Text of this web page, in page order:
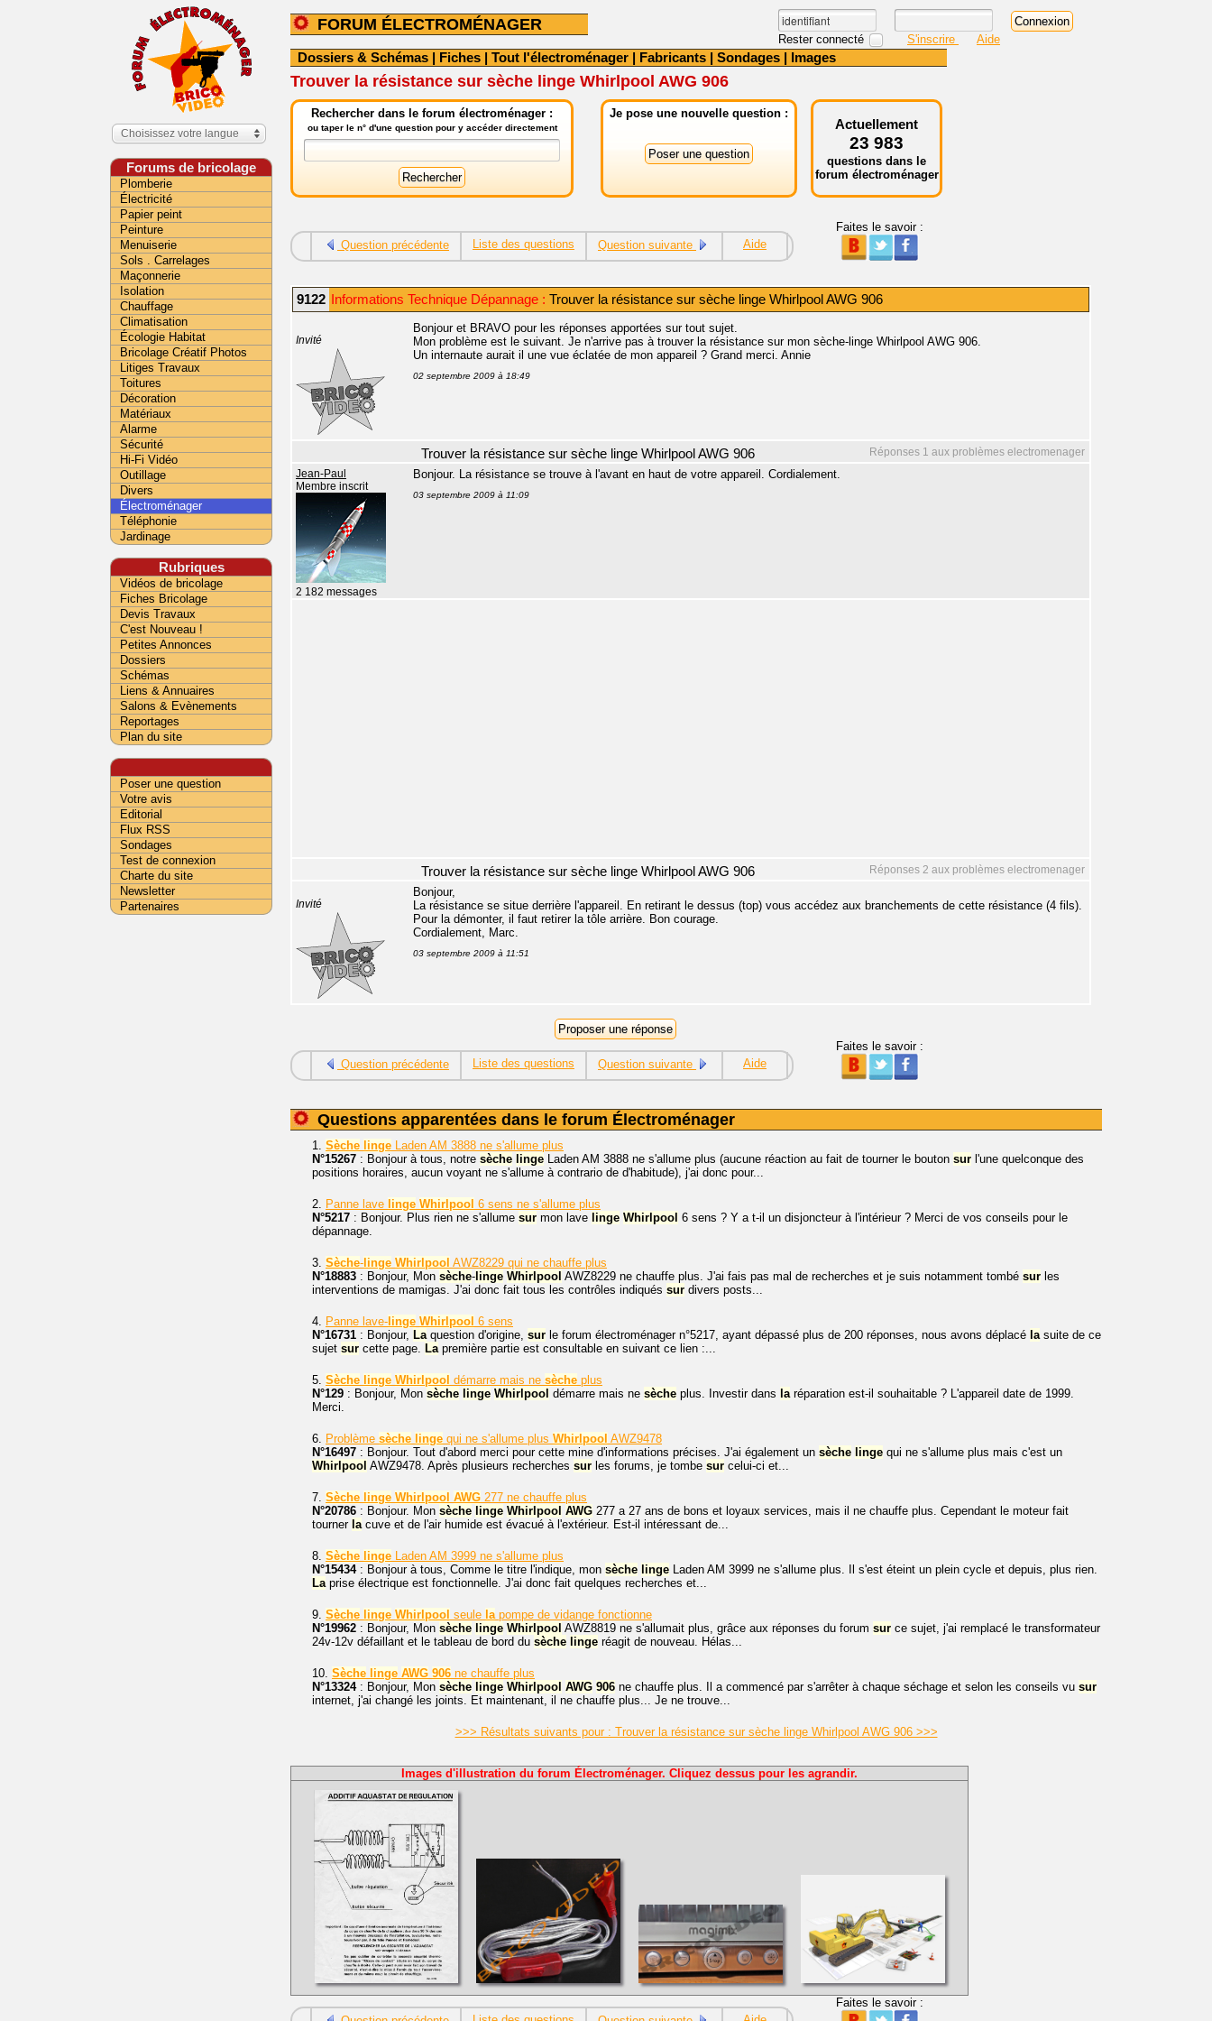
FORUM ÉLECTROMÉNAGER
Rester connecté S'inscrire Aide
Dossiers & Schémas | Fiches | Tout l'électroménager | Fabricants | Sondages | Images
Trouver la résistance sur sèche linge Whirlpool AWG 906
Rechercher dans le forum électroménager :
ou taper le n° d'une question pour y accéder directement
Je pose une nouvelle question :
Actuellement
23 983
questions dans le
forum électroménager
Question précédente Liste des questions Question suivante Aide
Faites le savoir :
9122 Informations Technique Dépannage : Trouver la résistance sur sèche linge Whirlpool AWG 906
Invité
Bonjour et BRAVO pour les réponses apportées sur tout sujet.
Mon problème est le suivant. Je n'arrive pas à trouver la résistance sur mon sèche-linge Whirlpool AWG 906.
Un internaute aurait il une vue éclatée de mon appareil ? Grand merci. Annie
02 septembre 2009 à 18:49
Réponses 1 aux problèmes electromenager
Trouver la résistance sur sèche linge Whirlpool AWG 906
Jean-Paul
Membre inscrit
2 182 messages
Bonjour. La résistance se trouve à l'avant en haut de votre appareil. Cordialement.
03 septembre 2009 à 11:09
Réponses 2 aux problèmes electromenager
Trouver la résistance sur sèche linge Whirlpool AWG 906
Invité
Bonjour,
La résistance se situe derrière l'appareil. En retirant le dessus (top) vous accédez aux branchements de cette résistance (4 fils).
Pour la démonter, il faut retirer la tôle arrière. Bon courage.
Cordialement, Marc.
03 septembre 2009 à 11:51
Question précédente Liste des questions Question suivante Aide
Faites le savoir :
Questions apparentées dans le forum Électroménager
1. Sèche linge Laden AM 3888 ne s'allume plus
N°15267 : Bonjour à tous, notre sèche linge Laden AM 3888 ne s'allume plus (aucune réaction au fait de tourner le bouton sur l'une quelconque des
positions horaires, aucun voyant ne s'allume à contrario de d'habitude), j'ai donc pour...
2. Panne lave linge Whirlpool 6 sens ne s'allume plus
N°5217 : Bonjour. Plus rien ne s'allume sur mon lave linge Whirlpool 6 sens ? Y a t-il un disjoncteur à l'intérieur ? Merci de vos conseils pour le
dépannage.
3. Sèche- linge Whirlpool AWZ8229 qui ne chauffe plus
N°18883 : Bonjour, Mon sèche- linge Whirlpool AWZ8229 ne chauffe plus. J'ai fais pas mal de recherches et je suis notamment tombé sur les
interventions de mamigas. J'ai donc fait tous les contrôles indiqués sur divers posts...
4. Panne lave- linge Whirlpool 6 sens
N°16731 : Bonjour, Laquestion d'origine, sur le forum électroménager n°5217, ayant dépassé plus de 200 réponses, nous avons déplacé lasuite de ce
sujet sur cette page. Lapremière partie est consultable en suivant ce lien :...
5. Sèche linge Whirlpool démarre mais ne sèche plus
N°129 : Bonjour, Mon sèche linge Whirlpool démarre mais ne sèche plus. Investir dans laréparation est-il souhaitable ? L'appareil date de 1999.
Merci.
6. Problème sèche linge qui ne s'allume plus Whirlpool AWZ9478
N°16497 : Bonjour. Tout d'abord merci pour cette mine d'informations précises. J'ai également un sèche linge qui ne s'allume plus mais c'est un
Whirlpool AWZ9478. Après plusieurs recherches sur les forums, je tombe sur celui-ci et...
7. Sèche linge Whirlpool AWG 277 ne chauffe plus
N°20786 : Bonjour. Mon sèche linge Whirlpool AWG 277 a 27 ans de bons et loyaux services, mais il ne chauffe plus. Cependant le moteur fait
tourner lacuve et de l'air humide est évacué à l'extérieur. Est-il intéressant de...
8. Sèche linge Laden AM 3999 ne s'allume plus
N°15434: Bonjour à tous, Comme le titre l'indique, mon sèche linge Laden AM 3999 ne s'allume plus. Il s'est éteint un plein cycle et depuis, plus rien.
Laprise électrique est fonctionnelle. J'ai donc fait quelques recherches et...
9. Sèche linge Whirlpool seule lapompe de vidange fonctionne
N°19962 : Bonjour, Mon sèche linge Whirlpool AWZ8819 ne s'allumait plus, grâce aux réponses du forum sur ce sujet, j'ai remplacé le transformateur
24v-12v défaillant et le tableau de bord du sèche linge réagit de nouveau. Hélas...
10. Sèche linge AWG 906 ne chauffe plus
N°13324: Bonjour, Mon sèche linge Whirlpool AWG 906 ne chauffe plus. Il a commencé par s'arrêter à chaque séchage et selon les conseils vu sur
internet, j'ai changé les joints. Et maintenant, il ne chauffe plus... Je ne trouve...
>>> Résultats suivants pour : Trouver la résistance sur sèche linge Whirlpool AWG 906 >>>
Images d'illustration du forum Électroménager. Cliquez dessus pour les agrandir.
Faites le savoir :
Choisissez votre langue
Forums de bricolage
Plomberie
Électricité
Papier peint
Peinture
Menuiserie
Sols . Carrelages
Maçonnerie
Isolation
Chauffage
Climatisation
Écologie Habitat
Bricolage Créatif Photos
Litiges Travaux
Toitures
Décoration
Matériaux
Alarme
Sécurité
Hi-Fi Vidéo
Outillage
Divers
Électroménager
Téléphonie
Jardinage
Rubriques
Vidéos de bricolage
Fiches Bricolage
Devis Travaux
C'est Nouveau !
Petites Annonces
Dossiers
Schémas
Liens & Annuaires
Salons & Evènements
Reportages
Plan du site
Poser une question
Votre avis
Editorial
Flux RSS
Sondages
Test de connexion
Charte du site
Newsletter
Partenaires